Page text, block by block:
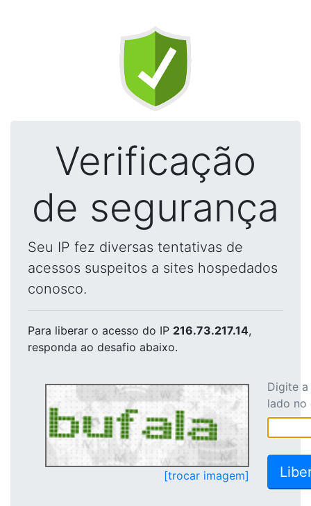
Verificação
de segurança
Seu IP fez diversas tentativas de
acessos suspeitos a sites hospedados
conosco.
Para liberar o acesso do IP 216.73.217.14,
responda ao desafio abaixo.
[trocar imagem]
Digite
lado no